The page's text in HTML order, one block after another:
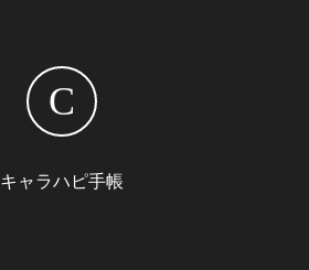
C
キャラハピ手帳